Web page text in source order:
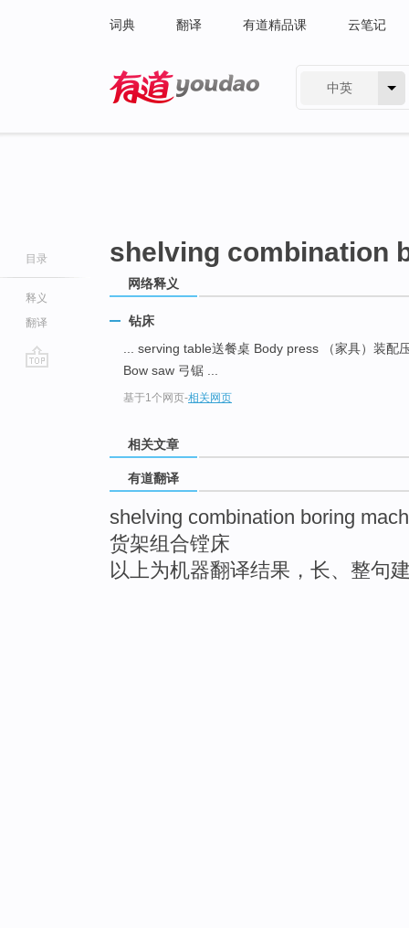
词典 翻译 有道精品课 云笔记
中英
目录
释义
翻译
shelving combination
网络释义
钻床
... serving table送餐桌 Body press （家具）装配
Bow saw 弓锯 ...
基于1个网页-相关网页
相关文章
有道翻译
shelving combination boring
货架组合镗床
以上为机器翻译结果，长、整句